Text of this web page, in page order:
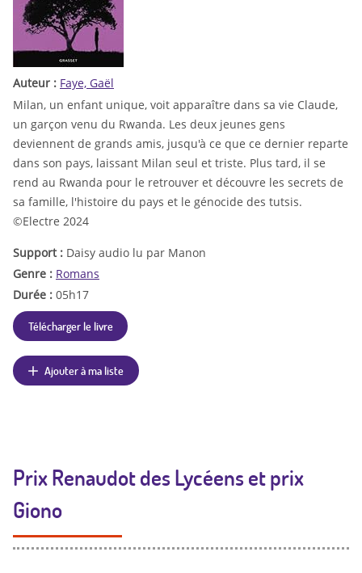
Auteur : Faye, Gaël
Milan, un enfant unique, voit apparaître dans sa vie Claude,
un garçon venu du Rwanda. Les deux jeunes gens
deviennent de grands amis, jusqu'à ce que ce dernier reparte
dans son pays, laissant Milan seul et triste. Plus tard, il se
rend au Rwanda pour le retrouver et découvre les secrets de
sa famille, l'histoire du pays et le génocide des tutsis.
©Electre 2024
Support : Daisy audio lu par Manon
Genre : Romans
Durée : 05h17
Télécharger le livre
Ajouter à ma liste
Prix Renaudot des Lycéens et prix
Giono